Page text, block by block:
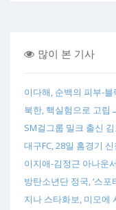
많이 본 기사
이다해, 순백의 피부-
북한, 핵실험으로 고
SM걸그룹 밀크 출신
대구FC, 28일 홈경기
이지애-김정근 아나운
방탄소년단 정국, ‘스
지나 스타화보, 미모에